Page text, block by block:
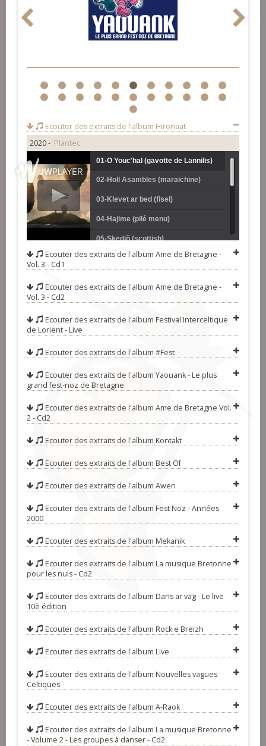
1 2 3 4 5 6 7 8 9 10
11
12
13 14 15 16 17 18 19 20 21
22
23
Ecouter des extraits de l'album Hironaat
2020 - Plantec
01-O Youc'hal (gavotte de Lannilis)
02-Holl Asambles (maraichine)
03-Klevet ar bed (fisel)
04-Hajime (pilé menu)
05-Skediñ (scottish)
06-Lazhañ an tan (rond de
09-Burzhud (laridé gavotte)
10-Nouson dia (rond de St-Vincent)
11-Tal ouzh tal (avant deux de
travers)
12-Son an treizh (mazurka)
Ecouter des extraits de l'album Ame de Bretagne -
Vol. 3 - Cd1
Ecouter des extraits de l'album Ame de Bretagne -
Vol. 3 - Cd2
Ecouter des extraits de l'album Festival Interceltique
de Lorient - Live
Ecouter des extraits de l'album #Fest
Ecouter des extraits de l'album Yaouank - Le plus
grand fest-noz de Bretagne
Ecouter des extraits de l'album Ame de Bretagne Vol.
2 - Cd2
Ecouter des extraits de l'album Kontakt
Ecouter des extraits de l'album Best Of
Ecouter des extraits de l'album Awen
Ecouter des extraits de l'album Fest Noz - Années
2000
Ecouter des extraits de l'album Mekanik
Ecouter des extraits de l'album La musique Bretonne
pour les nuls - Cd2
Ecouter des extraits de l'album Dans ar vag - Le live
10è édition
Ecouter des extraits de l'album Rock e Breizh
Ecouter des extraits de l'album Live
Ecouter des extraits de l'album Nouvelles vagues
Celtiques
Ecouter des extraits de l'album A-Raok
Ecouter des extraits de l'album La musique Bretonne
- Volume 2 - Les groupes à danser - Cd2